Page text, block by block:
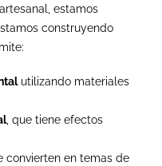
estamos
construyendo
utilizando materiales
, que tiene efectos
convierten en temas de